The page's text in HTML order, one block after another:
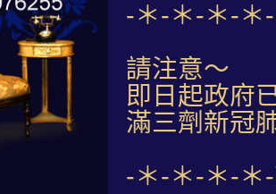
-＊-＊-＊-＊
請注意～
即日起政府
滿三劑新冠
-＊-＊-＊-＊